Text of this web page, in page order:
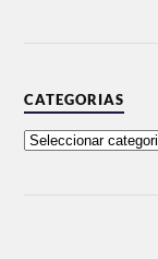
CATEGORIAS